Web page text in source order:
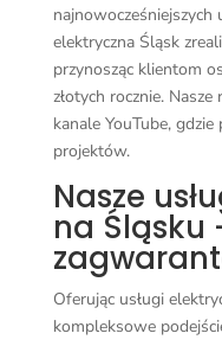
najnowocześniejszych
elektryczna Śląsk
przynosząc klientom
złotych rocznie. Nasze
kanale YouTube,
projektów.
Nasze
na Śląsku
Oferując usługi
kompleksowe